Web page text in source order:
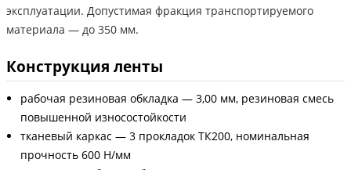
эксплуатации. Допустимая фракция транспортируемого
материала — до 350 мм.
Конструкция ленты
рабочая резиновая обкладка — 3,00 мм, резиновая смесь
повышенной износостойкости
тканевый каркас — 3 прокладок ТК200, номинальная
прочность 600 Н/мм